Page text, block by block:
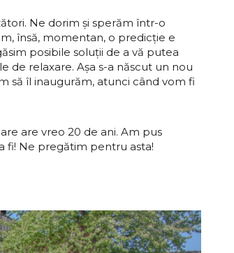
Ne dorim și sperăm într-o
însă, momentan, o predicție e
posibile soluții de a vă putea
de relaxare. Așa s-a născut un nou
să îl inaugurăm, atunci când vom fi
are vreo 20 de ani. Am pus
fi! Ne pregătim pentru asta!